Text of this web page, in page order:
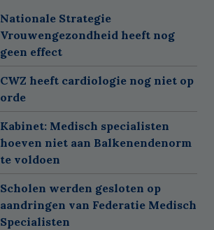
Nationale Strategie
Vrouwengezondheid heeft nog
geen effect
CWZ heeft cardiologie nog niet op
orde
Kabinet: Medisch specialisten
hoeven niet aan Balkenendenorm
te voldoen
Scholen werden gesloten op
aandringen van Federatie Medisch
Specialisten